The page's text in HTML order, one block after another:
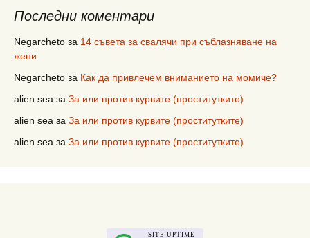
Последни коментари
Negarcheto за 14 съвета за свалячи при съблазняване на
жени
Negarcheto за Как да привлечем вниманието на момиче?
alien sea за За или против курвите (проститутките)
alien sea за За или против курвите (проститутките)
alien sea за За или против курвите (проститутките)